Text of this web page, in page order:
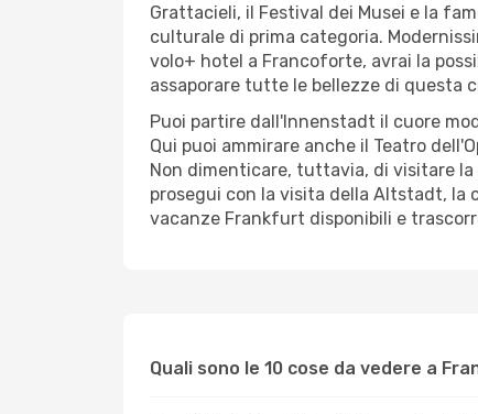
Grattacieli, il Festival dei Musei e la
culturale di prima categoria.
volo+ hotel a Francoforte, avrai la
assaporare tutte le bellezze di questa
Puoi partire dall'Innenstadt il cuore
Qui puoi ammirare anche il Teatro
Non dimenticare, tuttavia, di visitare la
prosegui con la visita della Altstadt,
vacanze Frankfurt disponibili e
Quali sono le 10 cose da vedere a